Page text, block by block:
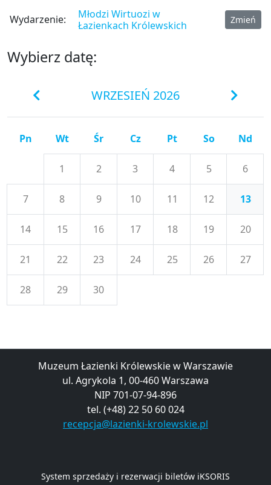
Wydarzenie:
Młodzi Wirtuozi w
Łazienkach Królewskich
Zmień
Wybierz datę:
WRZESIEŃ 2026
Pn Wt Śr Cz Pt So Nd
1 2 3 4 5 6
7 8 9 10 11 12 13
14 15 16 17 18 19 20
21 22 23 24 25 26 27
28 29 30
Muzeum Łazienki Królewskie w Warszawie
ul. Agrykola 1, 00-460 Warszawa
NIP 701-07-94-896
tel. (+48) 22 50 60 024
recepcja@lazienki-krolewskie.pl
System sprzedaży i rezerwacji biletów iKSORIS